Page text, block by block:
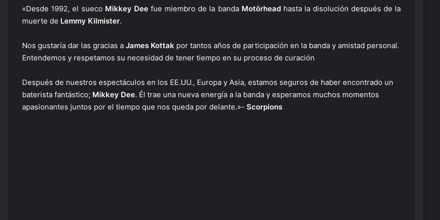
«Desde 1992, el sueco Mikkey Deefue miembro de la banda Motörheadhasta la disolución después de la
muerte de Lemmy Kilmister.
Nos gustaría dar las gracias aJames Kottak por tantos años de participación en la banda y amistad personal.
Entendemos y respetamos su necesidad de tener tiempo en su proceso de curación
Después de nuestros espectáculos en los EE.UU., Europa y Asia, estamos seguros de haber encontrado un
baterista fantástico; Mikkey Dee. Él trae una nueva energía a la banda y esperamos muchos momentos
apasionantes juntos por el tiempo que nos queda por delante.»- Scorpions